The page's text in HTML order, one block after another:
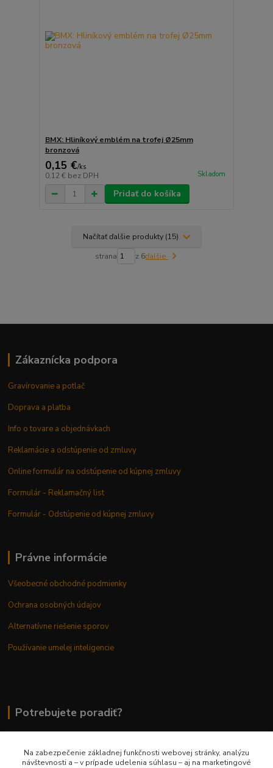
BMX: Hliníkový emblém na trofej Ø25mm
bronzová
0,15 €/ks
0,12 € bez DPH Skladom
Pridať do košíka
Načítať ďalšie produkty (15)
strana z 6ďalšie
Zákaznícka podpora
Gravírovanie a potlač
Doprava a platba
Info o tovare a objednávkach
Reklamácie a odstúpenie od zmluvy
Online formulár na odstúpenie od kúpnej zmluvy
Formulár - Reklamačný list
Formulár - Odstúpenie od kúpnej zmluvy
Právne informácie
Všeobecné obchodné podmienky
Ochrana osobných údajov
Alternatívne riešenie sporov
Používanie umelej inteligencie
Potrebujete poradiť?
0948 236 042
Na zabezpečenie základnej funkčnosti webovej stránky, analýzu
návštevnosti a – v prípade udelenia súhlasu – aj na marketingové